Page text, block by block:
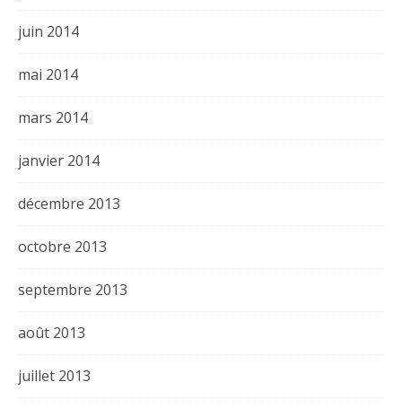
juin 2014
mai 2014
mars 2014
janvier 2014
décembre 2013
octobre 2013
septembre 2013
août 2013
juillet 2013